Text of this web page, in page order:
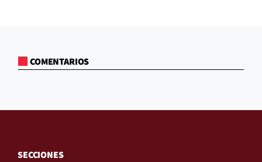
COMENTARIOS
SECCIONES